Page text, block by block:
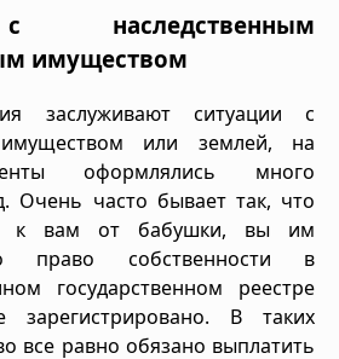
имуществом
заслуживают ситуации с
имуществом или землей, на
оформлялись много
Очень часто бывает так, что
к вам от бабушки, вы им
право собственности в
государственном реестре
зарегистрировано. В таких
все равно обязано выплатить